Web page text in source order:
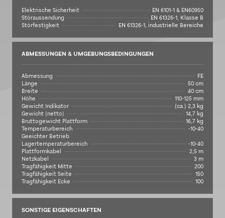
Elektrische Sicherheit
EN 6101-1 & EN60950
Störaussendung
EN 61326-1, Klasse B
Störfestigkeit
EN 61326-1, industrielle Bereiche
ABMESSUNGEN & UMGEBUNGSBEDINGUNGEN
Abmessung
FE
Länge
50 cm
Breite
40 cm
Höhe
110-125 mm
Gewicht Indikator
(ca.) 2,3 kg
Gewicht (netto)
14,7 kg
Bruttogewicht Plattform
16,7 kg
Temperaturbereich
Geeichter Betrieb
-10-40
Lagertemperaturbereich
-10-40
Plattformkabel
2,5 m
Netzkabel
3 m
Tragfähigkeit Mitte
200
Tragfähigkeit Seite
150
Tragfähigkeit Ecke
100
SONSTIGE EIGENSCHAFTEN